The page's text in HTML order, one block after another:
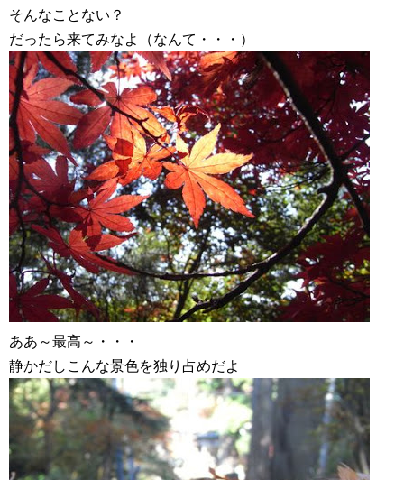
そんなことない？
だったら来てみなよ（なんて・・・）
ああ～最高～・・・
静かだしこんな景色を独り占めだよ